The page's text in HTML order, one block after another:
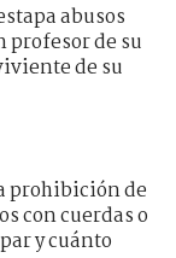
abusos
profesor de su
de su
prohibición de
con cuerdas o
y cuánto